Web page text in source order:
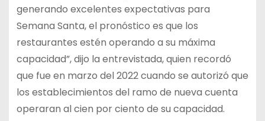
generando excelentes expectativas para
Semana Santa, el pronóstico es que los
restaurantes estén operando a su máxima
capacidad”, dijo la entrevistada, quien recordó
que fue en marzo del 2022 cuando se autorizó que
los establecimientos del ramo de nueva cuenta
operaran al cien por ciento de su capacidad.